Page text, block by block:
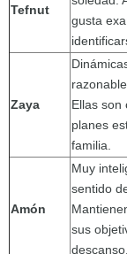
Tefnut
gusta
Zaya
Ellas son
planes
familia.
Amón
Muy
sentido
sus
descanso.